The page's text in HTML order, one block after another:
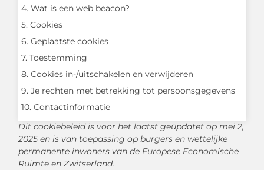
Dit cookiebeleid is voor het laatst geüpdatet op mei 2,
2025 en is van toepassing op burgers en wettelijke
permanente inwoners van de Europese Economische
Ruimte en Zwitserland.
4. Wat is een web beacon?
5. Cookies
6. Geplaatste cookies
7. Toestemming
8. Cookies in-/uitschakelen en verwijderen
9. Je rechten met betrekking tot persoonsgegevens
10. Contactinformatie